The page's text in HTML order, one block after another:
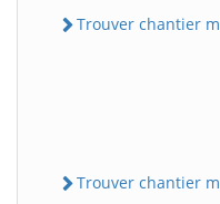
Trouver chantier
Trouver chantier